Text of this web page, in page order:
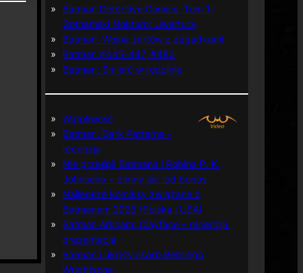
Batman Detective Comics, Tom 1:
Gothamski Nokturn: Uwertura
Batman: Wojna żartów z zagadkami
Batman #445-447, #480
Batman: Śmierć w rodzinie
Wątpliwość
Batman: Dark Patterns –
recenzja
Nie prześpij Batmana i Robina P. K.
Johnsona + zimny jak lód bonus
Najlepsze komiksy związane z
Batmanem 2025 (Polska i USA)
Batman Arkham: Clayface – recenzja,
prezentacja
Batman i ukryty skarb Berniego
Wrightsona